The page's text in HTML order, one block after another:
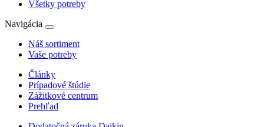
Všetky potreby
Navigácia
Náš sortiment
Vaše potreby
Články
Prípadové štúdie
Zážitkové centrum
Prehľad